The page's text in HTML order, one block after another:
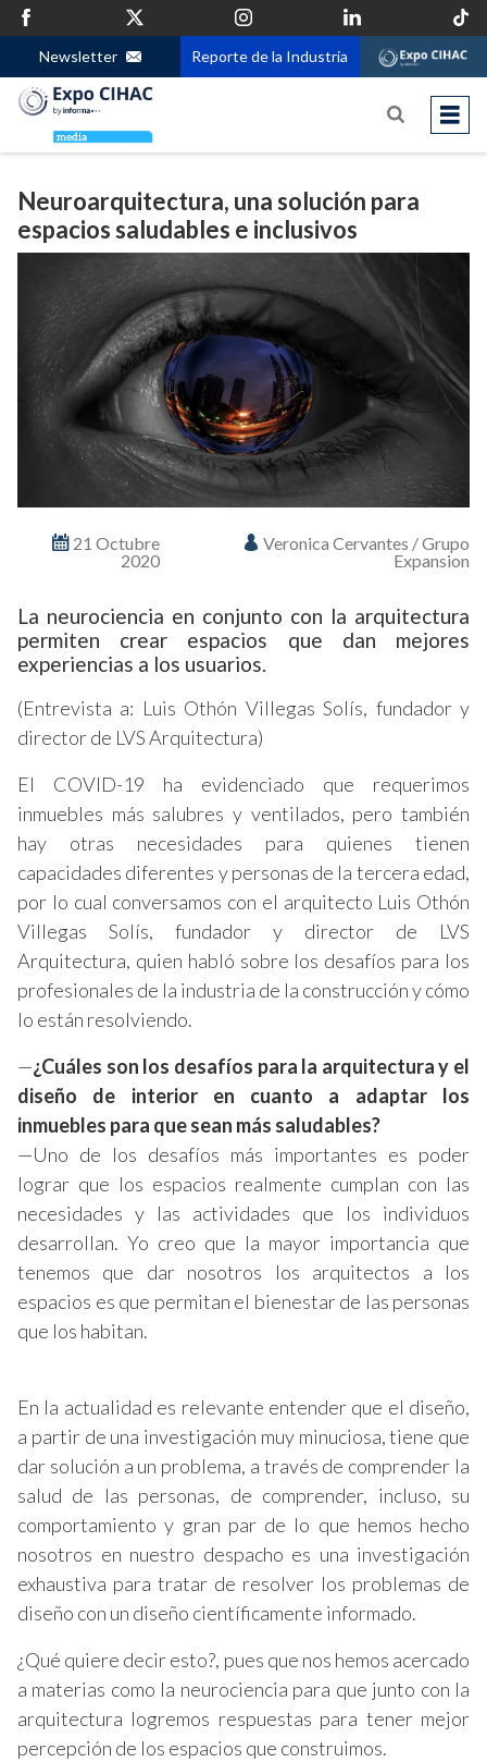
Newsletter Reporte de la Industria
Neuroarquitectura, una solución para
espacios saludables e inclusivos
21 Octubre
2020
Veronica Cervantes / Grupo
Expansion
La neurociencia en conjunto con la arquitectura
permiten crear espacios que dan mejores
experiencias a los usuarios.
(Entrevista a: Luis Othón Villegas Solís, fundador y
director de LVS Arquitectura)
El COVID-19 ha evidenciado que requerimos
inmuebles más salubres y ventilados, pero también
hay otras necesidades para quienes tienen
capacidades diferentes y personas de la tercera edad,
por lo cual conversamos con el arquitecto Luis Othón
Villegas Solís, fundador y director de LVS
Arquitectura, quien habló sobre los desafíos para los
profesionales de la industria de la construcción y cómo
lo están resolviendo.
—¿Cuáles son los desafíos para la arquitectura y el
diseño de interior en cuanto a adaptar los
inmuebles para que sean más saludables?
—Uno de los desafíos más importantes es poder
lograr que los espacios realmente cumplan con las
necesidades y las actividades que los individuos
desarrollan. Yo creo que la mayor importancia que
tenemos que dar nosotros los arquitectos a los
espacios es que permitan el bienestar de las personas
que los habitan.
En la actualidad es relevante entender que el diseño,
a partir de una investigación muy minuciosa, tiene que
dar solución a un problema, a través de comprender la
salud de las personas, de comprender, incluso, su
comportamiento y gran par de lo que hemos hecho
nosotros en nuestro despacho es una investigación
exhaustiva para tratar de resolver los problemas de
diseño con un diseño científicamente informado.
¿Qué quiere decir esto?, pues que nos hemos acercado
a materias como la neurociencia para que junto con la
arquitectura logremos respuestas para tener mejor
percepción de los espacios que construimos.